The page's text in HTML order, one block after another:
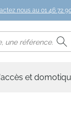
nous au 01 46 72
et